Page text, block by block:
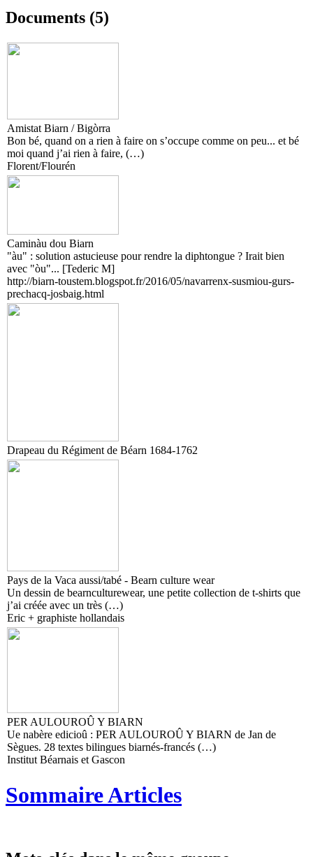
Documents (5)
Amistat Biarn / Bigòrra
Bon bé, quand on a rien à faire on s’occupe comme on peu... et bé
moi quand j’ai rien à faire, (…)
Florent/Flourén
Caminàu dou Biarn
"àu" : solution astucieuse pour rendre la diphtongue ? Irait bien
avec "òu"... [Tederic M]
http://biarn-toustem.blogspot.fr/2016/05/navarrenx-susmiou-gurs-
prechacq-josbaig.html
Drapeau du Régiment de Béarn 1684-1762
Pays de la Vaca aussi/tabé - Bearn culture wear
Un dessin de bearnculturewear, une petite collection de t-shirts que
j’ai créée avec un très (…)
Eric + graphiste hollandais
PER AULOUROÛ Y BIARN
Ue nabère edicioû : PER AULOUROÛ Y BIARN de Jan de
Sègues. 28 textes bilingues biarnés-francés (…)
Institut Béarnais et Gascon
Sommaire Articles